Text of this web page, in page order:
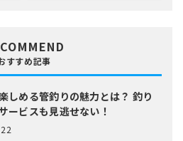
すすめ記事
しめる管釣りの魅力とは？ 釣り
ービスも見逃せない！